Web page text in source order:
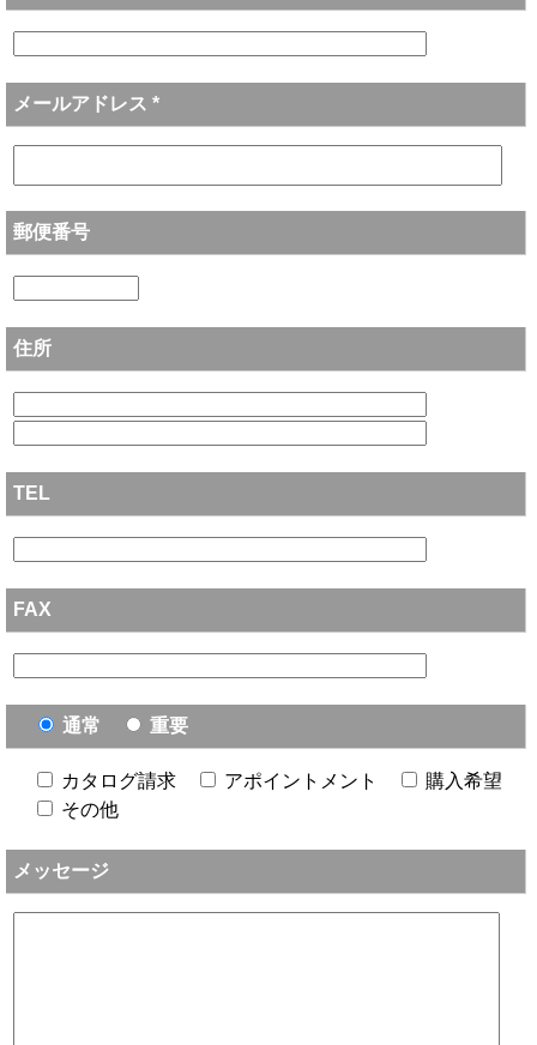
メールアドレス *
郵便番号
住所
TEL
FAX
通常 重要
カタログ請求 アポイントメント
購入希望
その他
メッセージ